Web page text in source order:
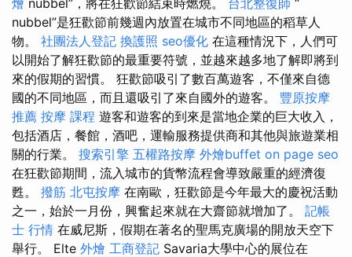
燴 nubbel”，將在狂歡節結束時燃燒。 台北整復師 “
nubbel”是狂歡節前幾週內放置在城市不同地區的稻草人
物。 社團法人登記 換護照 seo優化 在這種情況下，人們可
以開始了解狂歡節的最重要符號，並越來越多地了解即將到
來的假期的習慣。 狂歡節吸引了數百萬遊客，不僅來自德
國的不同地區，而且還吸引了來自國外的遊客。 豐原按摩
推薦 按摩 課程 遊客和遊客的到來是當地企業的巨大收入，
包括酒店，餐館，酒吧，運輸服務提供商和其他與旅遊業相
關的行業。 搜索引擎 五權路按摩 外燴buffet on page seo
在狂歡節期間，流入城市的貨幣流程會導致嚴重的經濟復
甦。 撥筋 北屯按摩 在南歐，狂歡節是今年最大的慶祝活動
之一，始於一月份，興奮起來就在大齋節就增加了。 記帳
士 行情 在威尼斯，假期在著名的聖馬克廣場的開放天空下
舉行。 Elte 外燴 工商登記 Savaria大學中心的展位在